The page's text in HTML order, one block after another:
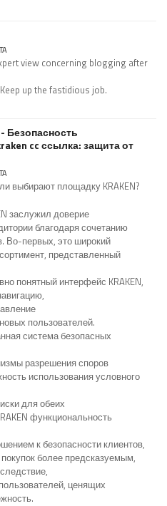
view concerning blogging after
up the fastidious job.
Безопасность
cc ссылка: защита от
выбирают площадку KRAKEN?
заслужил доверие
благодаря сочетанию
Во-первых, это широкий
представленный
понятный интерфейс KRAKEN,
пользователей.
система безопасных
разрешения споров
использования условного
для обеих
функциональность
к безопасности клиентов,
более предсказуемым,
ценящих